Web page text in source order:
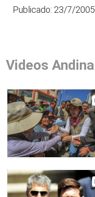
Publicado: 23/7/2005
Videos Andina